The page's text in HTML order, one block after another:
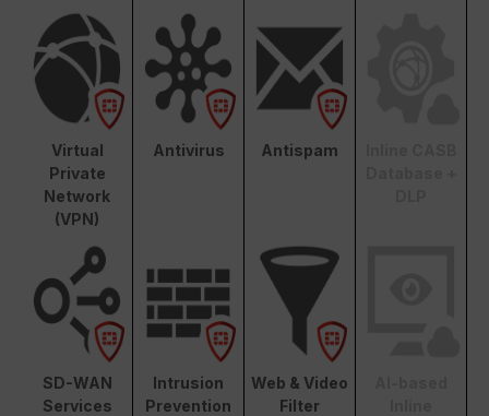
Virtual
Private
Network
(VPN)
Antivirus Antispam
SD-WAN
Services
Intrusion
Prevention
Web & Video
Filter